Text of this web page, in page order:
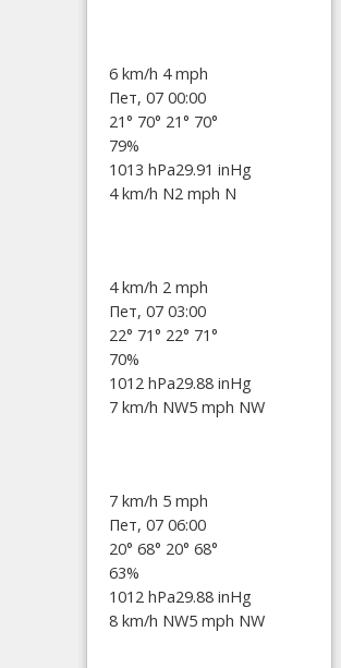
6 km/h 4 mph
Пет, 07 00:00
21° 70° 21° 70°
79%
1013 hPa29.91 inHg
4 km/h N2 mph N
4 km/h 2 mph
Пет, 07 03:00
22° 71° 22° 71°
70%
1012 hPa29.88 inHg
7 km/h NW5 mph NW
7 km/h 5 mph
Пет, 07 06:00
20° 68° 20° 68°
63%
1012 hPa29.88 inHg
8 km/h NW5 mph NW